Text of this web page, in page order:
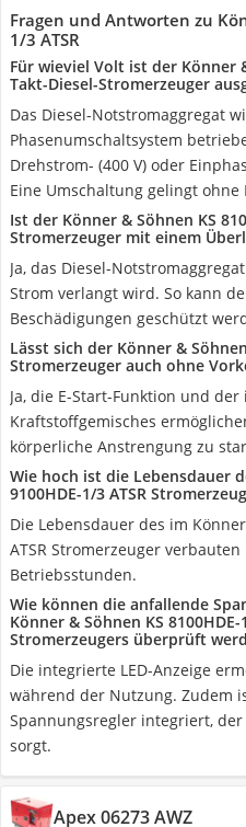
Fragen und Antworten zu
1/3 ATSR
Für wieviel Volt ist der Könner
Takt-Diesel-Stromerzeuger
Das Diesel-Notstromaggregat
Phasenumschaltsystem
Drehstrom- (400 V) oder
Eine Umschaltung gelingt ohne
Ist der Könner & Söhnen KS
Stromerzeuger mit einem
Ja, das Diesel-
Strom verlangt wird. So kann
Beschädigungen geschützt
Lässt sich der Könner &
Stromerzeuger auch ohne
Ja, die E-Start-Funktion und
Kraftstoffgemisches
körperliche Anstrengung zu
Wie hoch ist die Lebensdauer
9100HDE-1/3 ATSR
Die Lebensdauer des im
ATSR Stromerzeuger
Betriebsstunden.
Wie können die anfallende
Könner & Söhnen KS
Stromerzeugers überprüft
Die integrierte LED-Anzeige
während der Nutzung. Zudem
Spannungsregler integriert,
sorgt.
Apex 06273 AWZ